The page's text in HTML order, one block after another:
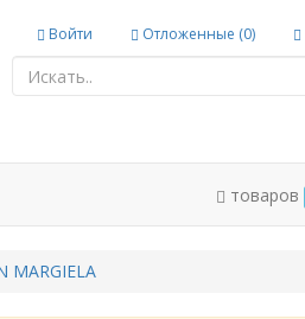
Войти Отложенные (0)
товаров
MARGIELA